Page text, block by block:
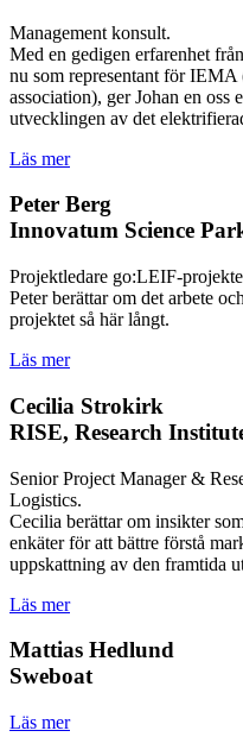
Management konsult.
Med en gedigen erfarenhet
nu som representant för
association), ger Johan en oss
utvecklingen av det
Läs mer
Peter Berg
Innovatum Science
Projektledare go:LEIF-
Peter berättar om det arbete
projektet så här långt.
Läs mer
Cecilia Strokirk
RISE, Research
Senior Project Manager &
Logistics.
Cecilia berättar om insikter
enkäter för att bättre förstå
uppskattning av den framtida
Läs mer
Mattias Hedlund
Sweboat
Läs mer